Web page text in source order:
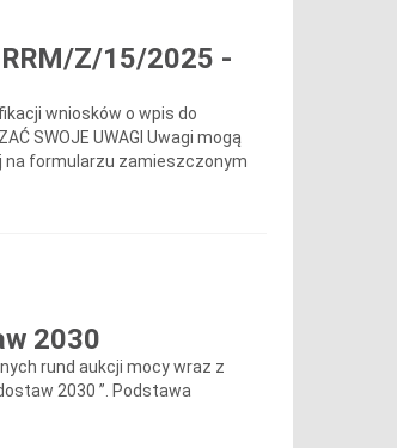
Z/15/2025 -
wniosków o wpis do
SWOJE UWAGI Uwagi mogą
na formularzu zamieszczonym
2030
rund aukcji mocy wraz z
2030 ”. Podstawa